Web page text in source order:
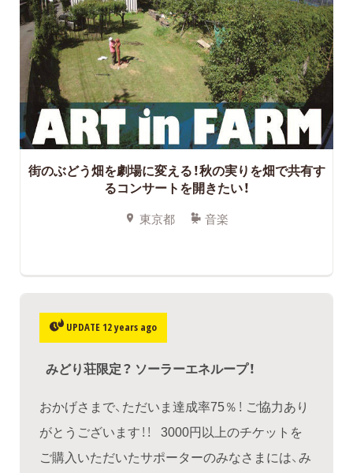
街のぶどう畑を劇場に変える！秋の実りを畑で共有す
るコンサートを開きたい！
東京都 音楽
UPDATE 12 years ago
みどり荘限定？ ソーラーエネループ！
おかげさまで、ただいま達成率75％！ ご協力あり
がとうございます！！ 3000円以上のチケットを
ご購入いただいたサポーターのみなさまには、み